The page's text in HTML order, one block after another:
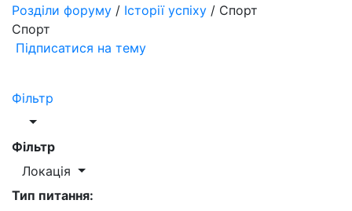
Розділи форуму / Історії успіху / Спорт
Спорт
Підписатися на тему
Фільтр
Фільтр
Локація
Тип питання: